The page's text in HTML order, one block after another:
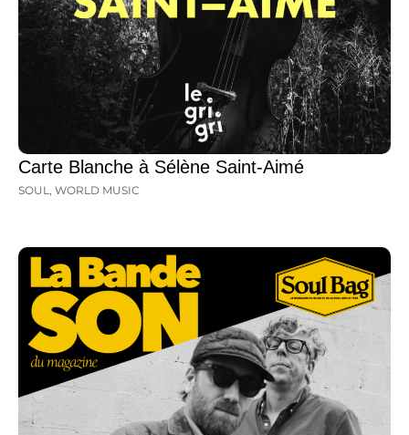
Carte Blanche à Sélène Saint-Aimé
SOUL, WORLD MUSIC